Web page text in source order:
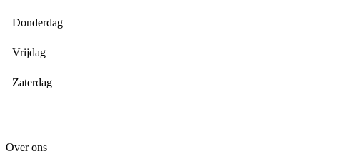
Donderdag
Vrijdag
Zaterdag
Over ons